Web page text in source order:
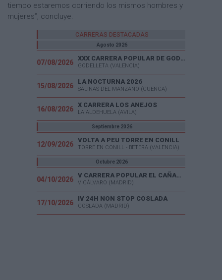
tiempo estaremos corriendo los mismos hombres y
mujeres”, concluye.
CARRERAS DESTACADAS
Agosto 2026
07/08/2026
XXX CARRERA POPULAR DE GODELLETA
GODELLETA (VALENCIA)
15/08/2026
LA NOCTURNA 2026
SALINAS DEL MANZANO (CUENCA)
16/08/2026
X CARRERA LOS ANEJOS
LA ALDEHUELA (AVILA)
Septiembre 2026
12/09/2026
VOLTA A PEU TORRE EN CONILL
TORRE EN CONILL - BETERA (VALENCIA)
Octubre 2026
04/10/2026
V CARRERA POPULAR EL CAÑAVERAL
VICÁLVARO (MADRID)
17/10/2026
IV 24H NON STOP COSLADA
COSLADA (MADRID)